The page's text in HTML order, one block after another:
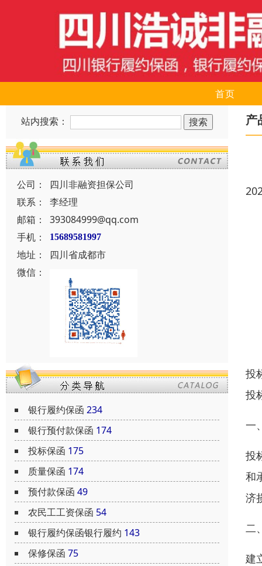
首页
站内搜索：
公司：
四川非融资担保公司
联系：
李经理
邮箱：
393084999@qq.com
手机：
15689581997
地址：
四川省成都市
微信：
银行履约保函 234
银行预付款保函 174
投标保函 175
质量保函 174
预付款保函 49
农民工工资保函 54
银行履约保函银行履约 143
保修保函 75
产
投
投
一
投
和
济
二
建